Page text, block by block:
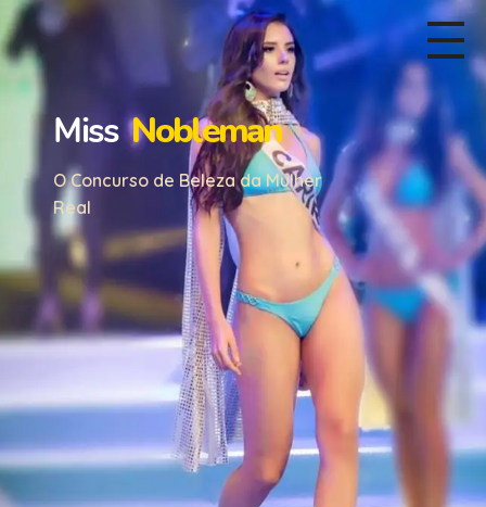
MissNobleman
O Concurso de Beleza da Mulher
Real